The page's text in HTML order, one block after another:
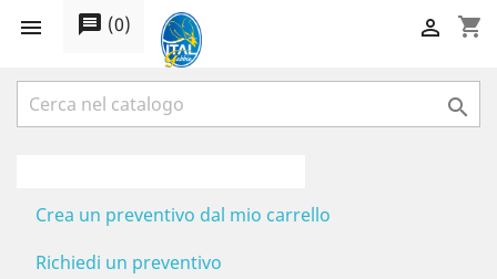
 message (0) shopping_cart


Crea un preventivo dal mio carrello
Richiedi un preventivo